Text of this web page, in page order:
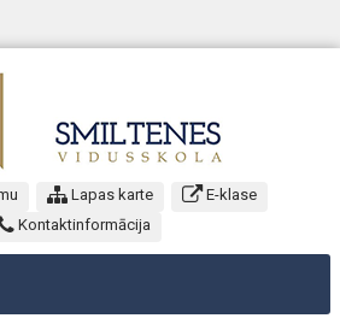
Lapas karte
E-klase
Kontaktinformācija